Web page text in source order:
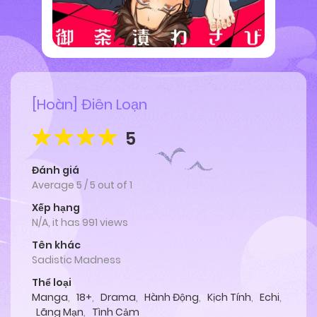
[Hoàn] Điên Loạn
5
Đánh giá
Average 5 /5 out of 1
Xếp hạng
N/A, it has 991 views
Tên khác
Sadistic Madness
Thể loại
Manga, 18+, Drama, Hành Động, Kịch Tính, Echi,
Lãng Mạn, Tình Cảm